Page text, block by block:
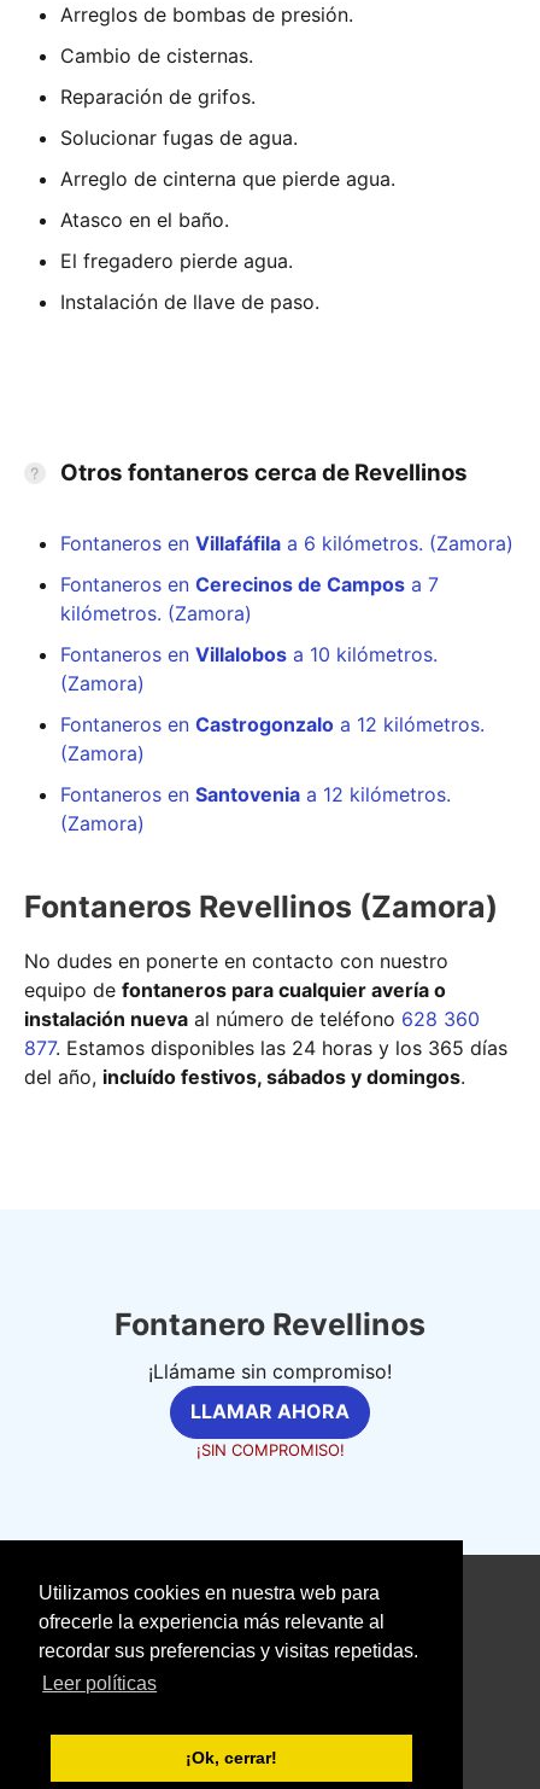
Utilizamos cookies en nuestra web para
ofrecerle la experiencia más relevante al
recordar sus preferencias y visitas repetidas.
Leer políticas
¡Ok, cerrar!
Arreglos de bombas de presión.
Cambio de cisternas.
Reparación de grifos.
Solucionar fugas de agua.
Arreglo de cinterna que pierde agua.
Atasco en el baño.
El fregadero pierde agua.
Instalación de llave de paso.
Otros fontaneros cerca de Revellinos
Fontaneros en Villafáfila a 6 kilómetros. (Zamora)
Fontaneros en Cerecinos de Campos a 7
kilómetros. (Zamora)
Fontaneros en Villalobos a 10 kilómetros.
(Zamora)
Fontaneros en Castrogonzalo a 12 kilómetros.
(Zamora)
Fontaneros en Santovenia a 12 kilómetros.
(Zamora)
Fontaneros Revellinos (Zamora)
No dudes en ponerte en contacto con nuestro
equipo de fontaneros para cualquier avería o
instalación nueva al número de teléfono 628 360
877. Estamos disponibles las 24 horas y los 365 días
del año, incluído festivos, sábados y domingos.
Fontanero Revellinos
¡Llámame sin compromiso!
LLAMAR AHORA
¡SIN COMPROMISO!
fontanerosexpertos.com
Aviso Legal
With love ❤️ seoclic.com